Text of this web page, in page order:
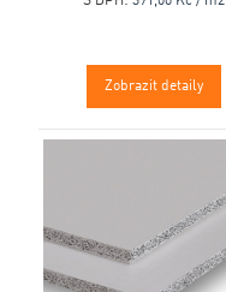
Zobrazit detaily